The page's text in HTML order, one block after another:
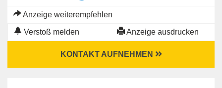
Anzeige weiterempfehlen
Verstoß melden Anzeige ausdrucken
KONTAKT AUFNEHMEN